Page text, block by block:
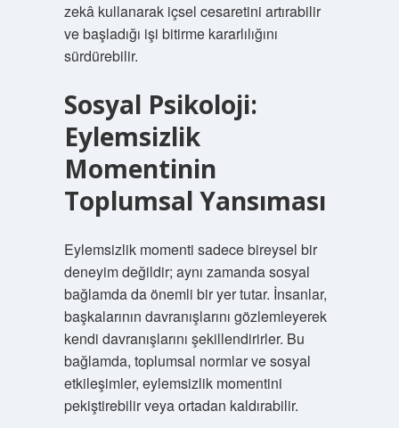
zekâ kullanarak içsel cesaretini artırabilir
ve başladığı işi bitirme kararlılığını
sürdürebilir.
Sosyal Psikoloji:
Eylemsizlik
Momentinin
Toplumsal Yansıması
Eylemsizlik momenti sadece bireysel bir
deneyim değildir; aynı zamanda sosyal
bağlamda da önemli bir yer tutar. İnsanlar,
başkalarının davranışlarını gözlemleyerek
kendi davranışlarını şekillendirirler. Bu
bağlamda, toplumsal normlar ve sosyal
etkileşimler, eylemsizlik momentini
pekiştirebilir veya ortadan kaldırabilir.